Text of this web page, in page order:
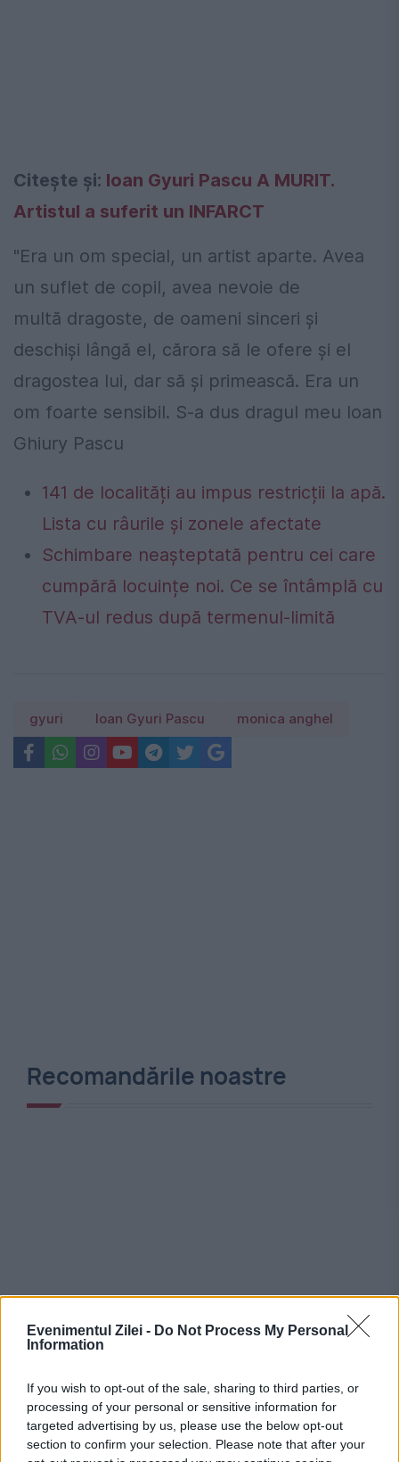
Evenimentul Zilei - Do Not Process My Personal
Information
If you wish to opt-out of the sale, sharing to third parties, or
processing of your personal or sensitive information for
targeted advertising by us, please use the below opt-out
section to confirm your selection. Please note that after your
Citeşte şi: Ioan Gyuri Pascu A MURIT.
Artistul a suferit un INFARCT
"Era un om special, un artist aparte. Avea
un suflet de copil, avea nevoie de
multă dragoste, de oameni sinceri şi
deschişi lângă el, cărora să le ofere şi el
dragostea lui, dar să şi primească. Era un
om foarte sensibil. S-a dus dragul meu Ioan
Ghiury Pascu
141 de localități au impus restricții la apă.
Lista cu râurile și zonele afectate
Schimbare neașteptată pentru cei care
cumpără locuințe noi. Ce se întâmplă cu
TVA-ul redus după termenul-limită
gyuri Ioan Gyuri Pascu monica anghel
Recomandările noastre
Stiri calde